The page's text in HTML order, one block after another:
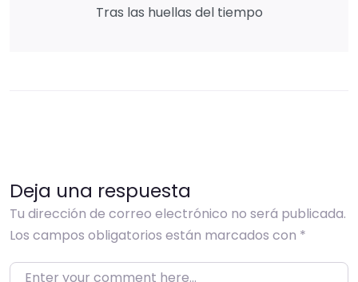
Tras las huellas del tiempo
Deja una respuesta
Tu dirección de correo electrónico no será publicada.
Los campos obligatorios están marcados con *
Enter your comment here…